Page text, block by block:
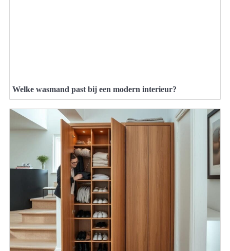
Welke wasmand past bij een modern interieur?